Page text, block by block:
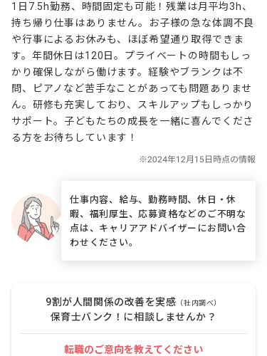
1日7.5h勤務、時間固定も可能！残業は月平均3h、
持ち帰り仕事はありません。お子様の急な体調不良
や行事によるお休みも、ほぼ希望通り取得できま
す。年間休日は120日。プライベートの時間もしっ
かり確保しながら働けます。経験やブランクは不
問、ピアノなど苦手なことがあっても問題ありませ
ん。研修も充実しており、スキルアップもしっかり
サポート。子どもたちの成長を一緒に喜んでくださ
る方をお待ちしています！
仕事内容、給与、勤務時間、休日・休
暇、福利厚生、応募資格などのご不明な
点は、キャリアアドバイザーにお問い合
わせください。
9割が人間関係の改善を実感 （社内調べ）
保育士バンク！に相談しませんか？
転職のご意向を教えてください